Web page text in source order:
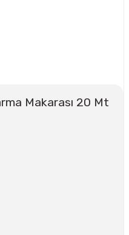
Makarası 20 Mt